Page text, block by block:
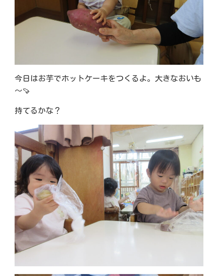
今日はお芋でホットケーキをつくるよ。大きなおいも
～🍠
持てるかな？